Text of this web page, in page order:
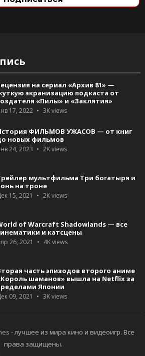
на сериал «Архив 81» —
экранизацию подкаста от
«Пилы» и «Заклятия»
17, 2022 3Kviews
ФИЛЬМОВ УЖАСОВ — от книг
новых фильмов
24, 2023 2Kviews
мультфильма Три богатыря и
на троне
15, 2021 2Kviews
of Warcraft Shadowlands — все
и катсцены
26, 2021 4Kviews
часть эпизодов второго аниме
шаманов» вышла на Netflix за
Японии
09, 2021 3Kviews
- лучшее из мира кино и видеоигр. Все
права защищены.